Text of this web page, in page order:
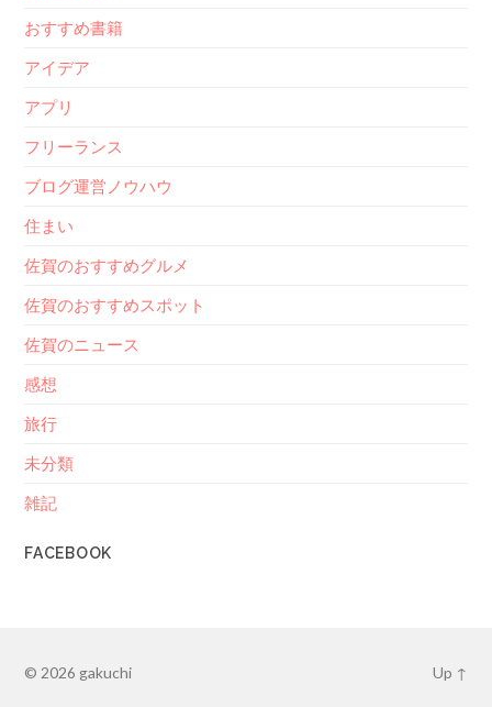
おすすめ書籍
アイデア
アプリ
フリーランス
ブログ運営ノウハウ
住まい
佐賀のおすすめグルメ
佐賀のおすすめスポット
佐賀のニュース
感想
旅行
未分類
雑記
FACEBOOK
© 2026 gakuchi Up ↑